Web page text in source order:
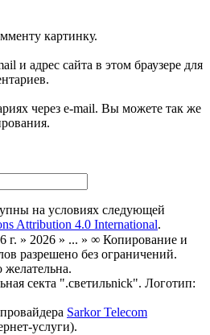
картинку.
и адрес сайта в этом браузере для
через e-mail. Вы можете так же
на условиях следующей
Attribution 4.0 International.
г. » 2026 » ... » ∞ Копирование и
разрешено без ограничений.
желательна.
секта ".светильnick". Логотип:
Sarkor Telecom
услуги).